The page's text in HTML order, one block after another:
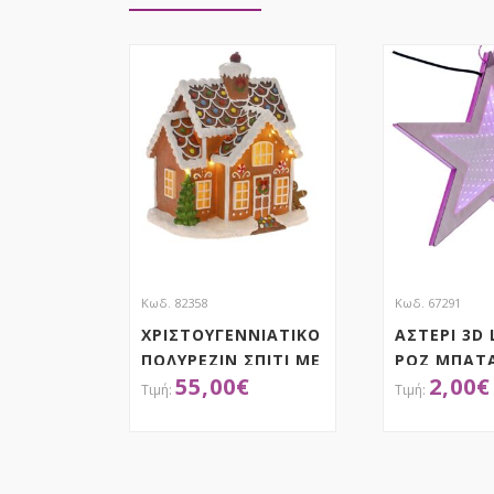
Κωδ. 82358
ΧΡΙΣΤΟΥΓΕΝΝΙΑΤΙΚΟ
ΠΟΛΥΡΕΖΙΝ ΣΠΙΤΙ ΜΕ
ΓΛΥΚΑ ΜΕ ΦΩΣ
55,00€
Κωδ. 67291
ΑΣΤΕΡΙ 3D
ΡΟΖ
2,00€